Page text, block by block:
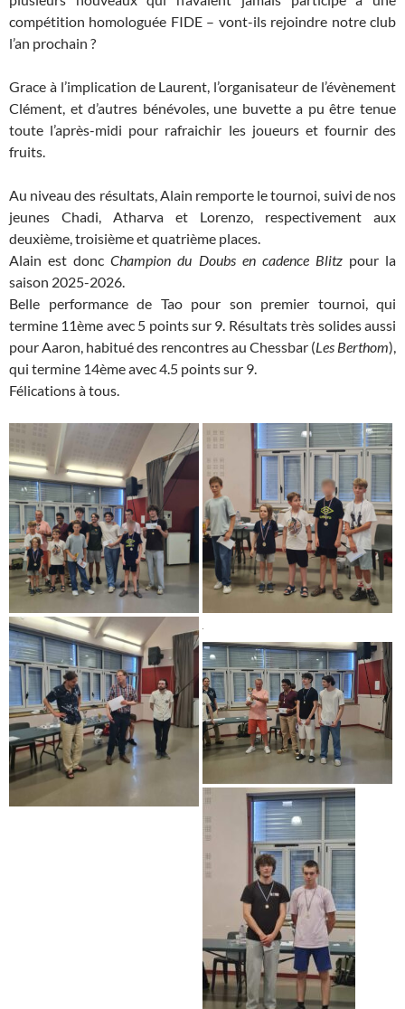
compétition homologuée FIDE – vont-ils rejoindre notre club
l’an prochain ?
Grace à l’implication de Laurent, l’organisateur de l’évènement
Clément, et d’autres bénévoles, une buvette a pu être tenue
toute l’après-midi pour rafraichir les joueurs et fournir des
fruits.
Au niveau des résultats, Alain remporte le tournoi, suivi de nos
jeunes Chadi, Atharva et Lorenzo, respectivement aux
deuxième, troisième et quatrième places.
Alain est doncChampion du Doubs en cadence Blitzpour la
saison 2025-2026.
Belle performance de Tao pour son premier tournoi, qui
termine 11ème avec 5 points sur 9. Résultats très solides aussi
pour Aaron, habitué des rencontres au Chessbar (Les Berthom),
qui termine 14ème avec 4.5 points sur 9.
Félications à tous.